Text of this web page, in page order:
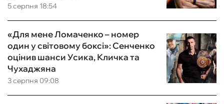
5 серпня 18:54
3 серпня 09:08
«Для мене Ломаченко – номер
один у світовому боксі»: Сенченко
оцінив шанси Усика, Кличка та
Чухаджяна